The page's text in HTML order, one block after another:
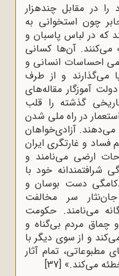
در مقابل چندهزار
چون استخوانی به
که در لباس پاسبان و
آن‌ها کسانی
احساسات انسانی و
می‌گذارند و از طرف
آموزگار مقاله‌های
گذشته را قلب
در راه ملی شدن
می‌دهند. آزادی‌خواهان
فساد و غارتگری ایران
ارضی می‌نامند و
شرافتمندانه خود با
دست بوسان و
سر مخالفت
می‌نامند. حکومت
چماق مردم بی‌گناه و
و از سوی دیگر با
تمام آثار
می‌کند.» [37]